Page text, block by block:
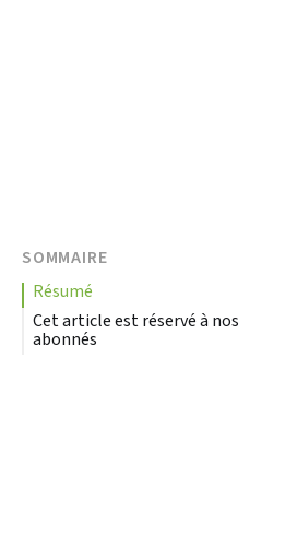
SOMMAIRE
résumé
Cet article est réservé à nos
abonnés